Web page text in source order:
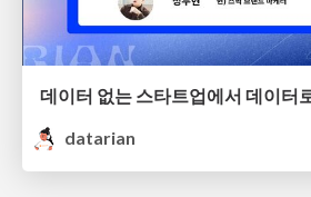
데이터 없는 스타트업에서 데이터
datarian